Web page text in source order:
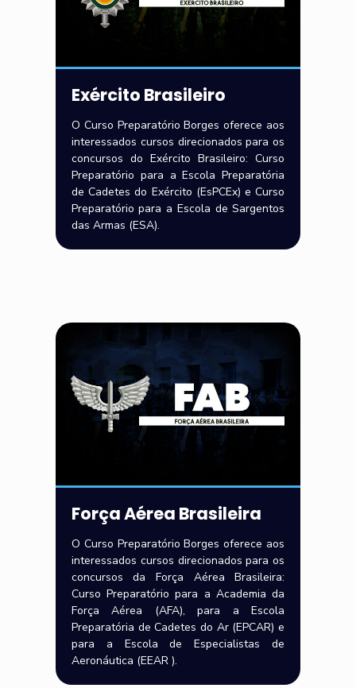
Exército Brasileiro
O Curso Preparatório Borges oferece aos
interessados cursos direcionados para os
concursos do Exército Brasileiro: Curso
Preparatório para a Escola Preparatória
de Cadetes do Exército (EsPCEx) e Curso
Preparatório para a Escola de Sargentos
das Armas (ESA).
Força Aérea Brasileira
O Curso Preparatório Borges oferece aos
interessados cursos direcionados para os
concursos da Força Aérea Brasileira:
Curso Preparatório para a Academia da
Força Aérea (AFA), para a Escola
Preparatória de Cadetes do Ar (EPCAR) e
para a Escola de Especialistas de
Aeronáutica (EEAR ).